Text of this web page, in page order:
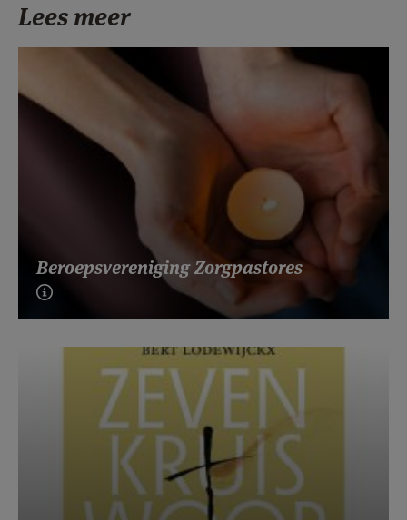
Lees meer
Beroepsvereniging Zorgpastores